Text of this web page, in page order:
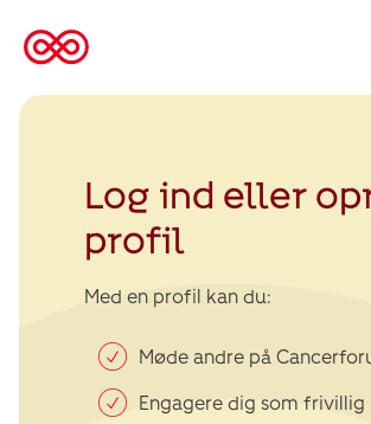
Tilbage
Kræftens
Log ind eller
profil
Med en profil kan du:
Møde andre på
Engagere dig som frivillig